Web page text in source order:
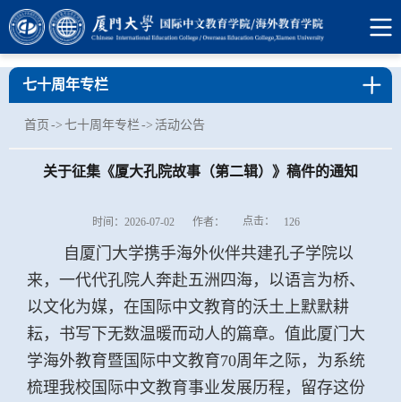
七十周年专栏
首页 -> 七十周年专栏 -> 活动公告
关于征集《厦大孔院故事（第二辑）》稿件的通知
时间：2026-07-02 作者： 点击： 126
自厦门大学携手海外伙伴共建孔子学院以
来，一代代孔院人奔赴五洲四海，以语言为桥、
以文化为媒，在国际中文教育的沃土上默默耕
耘，书写下无数温暖而动人的篇章。值此厦门大
学海外教育暨国际中文教育70周年之际，为系统
梳理我校国际中文教育事业发展历程，留存这份